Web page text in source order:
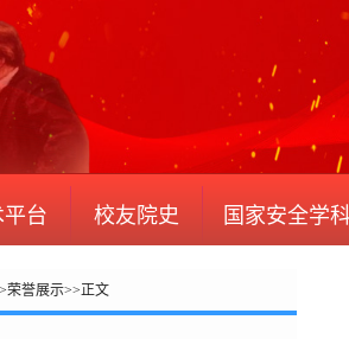
平台 校友院史 国家安全学
荣誉展示>>正文